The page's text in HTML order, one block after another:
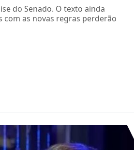
do Senado. O texto ainda
com as novas regras perderão